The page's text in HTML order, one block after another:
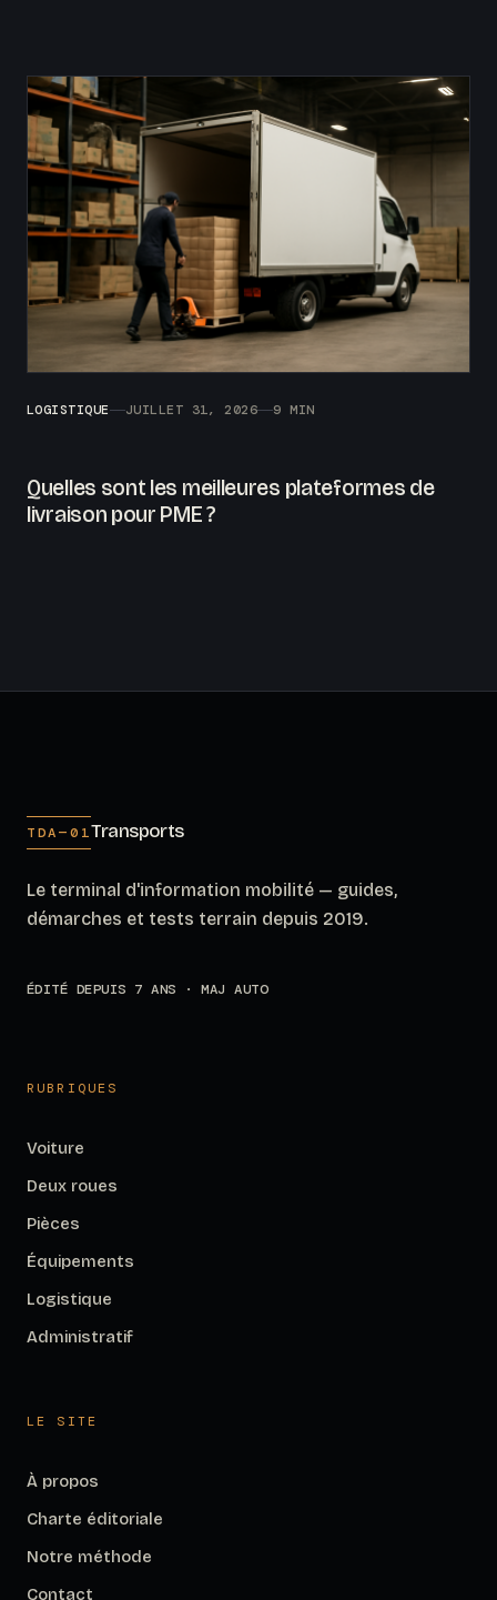
LOGISTIQUE JUILLET 31, 2026 9 MIN
Quelles sont les meilleures plateformes de
livraison pour PME ?
TDA—01Transports
Le terminal d'information mobilité — guides,
démarches et tests terrain depuis 2019.
ÉDITÉ DEPUIS 7 ANS · MAJ AUTO
RUBRIQUES
Voiture
Deux roues
Pièces
Équipements
Logistique
Administratif
LE SITE
À propos
Charte éditoriale
Notre méthode
Contact